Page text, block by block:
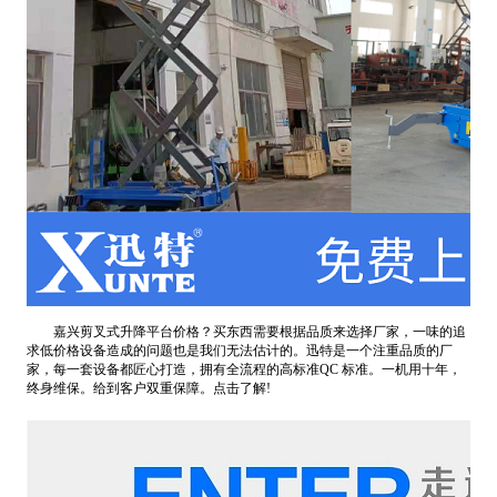
嘉兴剪叉式升降平台价格？买东西需要根据品质来选择厂家，一味的追
求低价格设备造成的问题也是我们无法估计的。迅特是一个注重品质的厂
家，每一套设备都匠心打造，拥有全流程的高标准QC 标准。一机用十年，
终身维保。给到客户双重保障。点击了解!